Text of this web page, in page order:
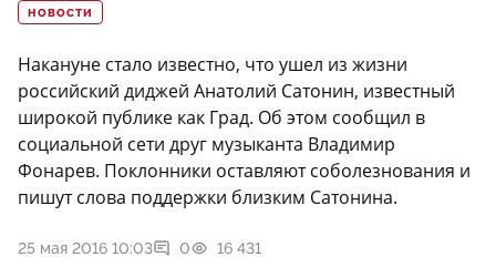
НОВОСТИ
Накануне стало известно, что ушел из жизни
российский диджей Анатолий Сатонин, известный
широкой публике как Град. Об этом сообщил в
социальной сети друг музыканта Владимир
Фонарев. Поклонники оставляют соболезнования и
пишут слова поддержки близким Сатонина.
25 мая 2016 10:03 0 16 431